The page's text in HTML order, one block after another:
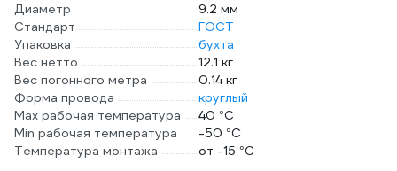
Диаметр
9.2 мм
Стандарт
ГОСТ
Упаковка
бухта
Вес нетто
12.1 кг
Вес погонного метра
0.14 кг
Форма провода
круглый
Max рабочая температура
40 °С
Min рабочая температура
-50 °С
Температура монтажа
от -15 °С